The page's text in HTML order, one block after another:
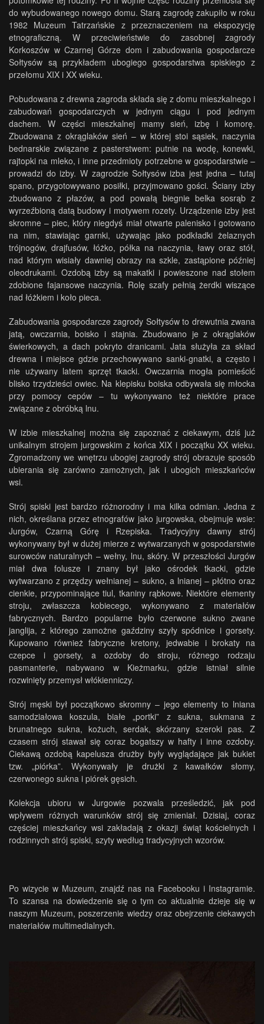
do wybudowanego nowego domu. Starą zagrodę zakupiło w roku
1982 Muzeum Tatrzańskie z przeznaczeniem na ekspozycję
etnograficzną. W przeciwieństwie do zasobnej zagrody
Korkoszów w Czarnej Górze dom i zabudowania gospodarcze
Sołtysów są przykładem ubogiego gospodarstwa spiskiego z
przełomu XIX i XX wieku.
Pobudowana z drewna zagroda składa się z domu mieszkalnego i
zabudowań gospodarczych w jednym ciągu i pod jednym
dachem. W części mieszkalnej mamy sień, izbę i komorę.
Zbudowana z okrąglaków sień – w której stoi sąsiek, naczynia
bednarskie związane z pasterstwem: putnie na wodę, konewki,
rajtopki na mleko, i inne przedmioty potrzebne w gospodarstwie –
prowadzi do izby. W zagrodzie Sołtysów izba jest jedna – tutaj
spano, przygotowywano posiłki, przyjmowano gości. Ściany izby
zbudowano z płazów, a pod powałą biegnie belka sosrąb z
wyrzeźbioną datą budowy i motywem rozety. Urządzenie izby jest
skromne – piec, który niegdyś miał otwarte palenisko i gotowano
na nim, stawiając garnki, używając jako podkładki żelaznych
trójnogów, drajfusów, łóżko, półka na naczynia, ławy oraz stół,
nad którym wisiały dawniej obrazy na szkle, zastąpione później
oleodrukami. Ozdobą izby są makatki i powieszone nad stołem
zdobione fajansowe naczynia. Rolę szafy pełnią żerdki wiszące
nad łóżkiem i koło pieca.
Zabudowania gospodarcze zagrody Sołtysów to drewutnia zwana
jatą, owczarnia, boisko i stajnia. Zbudowano je z okrąglaków
świerkowych, a dach pokryto dranicami. Jata służyła za skład
drewna i miejsce gdzie przechowywano sanki-gnatki, a często i
nie używany latem sprzęt tkacki. Owczarnia mogła pomieścić
blisko trzydzieści owiec. Na klepisku boiska odbywała się młocka
przy pomocy cepów – tu wykonywano też niektóre prace
związane z obróbką lnu.
W izbie mieszkalnej można się zapoznać z ciekawym, dziś już
unikalnym strojem jurgowskim z końca XIX i początku XX wieku.
Zgromadzony we wnętrzu ubogiej zagrody strój obrazuje sposób
ubierania się zarówno zamożnych, jak i ubogich mieszkańców
wsi.
Strój spiski jest bardzo różnorodny i ma kilka odmian. Jedna z
nich, określana przez etnografów jako jurgowska, obejmuje wsie:
Jurgów, Czarną Górę i Rzepiska. Tradycyjny dawny strój
wykonywany był w dużej mierze z wytwarzanych w gospodarstwie
surowców naturalnych – wełny, lnu, skóry. W przeszłości Jurgów
miał dwa folusze i znany był jako ośrodek tkacki, gdzie
wytwarzano z przędzy wełnianej – sukno, a lnianej – płótno oraz
cienkie, przypominające tiul, tkaniny rąbkowe. Niektóre elementy
stroju, zwłaszcza kobiecego, wykonywano z materiałów
fabrycznych. Bardzo popularne było czerwone sukno zwane
janglija, z którego zamożne gaździny szyły spódnice i gorsety.
Kupowano również fabryczne kretony, jedwabie i brokaty na
czepce i gorsety, a ozdoby do stroju, różnego rodzaju
pasmanterie, nabywano w Kieżmarku, gdzie istniał silnie
rozwinięty przemysł włókienniczy.
Strój męski był początkowo skromny – jego elementy to lniana
samodziałowa koszula, białe „portki” z sukna, sukmana z
brunatnego sukna, kożuch, serdak, skórzany szeroki pas. Z
czasem strój stawał się coraz bogatszy w hafty i inne ozdoby.
Ciekawą ozdobą kapelusza drużby były wyglądające jak bukiet
tzw. „piórka”. Wykonywały je drużki z kawałków słomy,
czerwonego sukna i piórek gęsich.
Kolekcja ubioru w Jurgowie pozwala prześledzić, jak pod
wpływem różnych warunków strój się zmieniał. Dzisiaj, coraz
częściej mieszkańcy wsi zakładają z okazji świąt kościelnych i
rodzinnych strój spiski, szyty według tradycyjnych wzorów.
Po wizycie w Muzeum, znajdź nas na Facebooku i Instagramie.
To szansa na dowiedzenie się o tym co aktualnie dzieje się w
naszym Muzeum, poszerzenie wiedzy oraz obejrzenie ciekawych
materiałów multimedialnych.